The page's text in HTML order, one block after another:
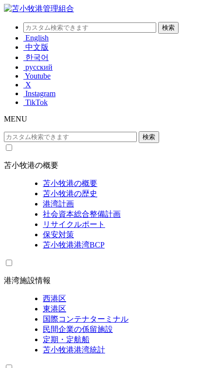
English
中文版
한국어
русский
Youtube
X
Instagram
TikTok
MENU
苫小牧港の概要
苫小牧港の概要
苫小牧港の歴史
港湾計画
社会資本総合整備計画
リサイクルポート
保安対策
苫小牧港港湾BCP
港湾施設情報
西港区
東港区
国際コンテナターミナル
民間企業の係留施設
定期・定航船
苫小牧港港湾統計